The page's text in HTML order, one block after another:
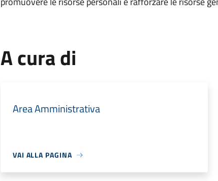
A cura di
Area Amministrativa
VAI ALLA PAGINA